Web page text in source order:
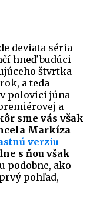
deviata séria
hneď budúci
štvrtka
a teda
polovici júna
a
sme vás však
Markíza
verziu
s ňou však
podobne, ako
pohľad,